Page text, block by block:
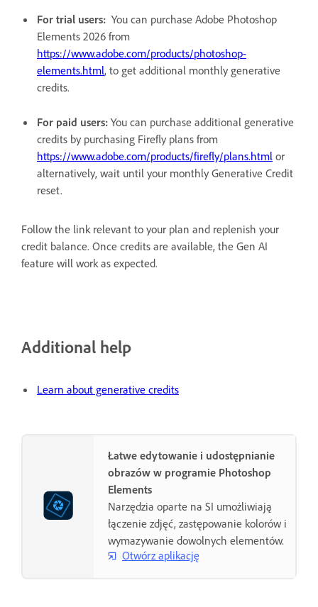
For trial users: You can purchase Adobe Photoshop
Elements 2026 from
https://www.adobe.com/products/photoshop-
elements.html, to get additional monthly generative
credits.
For paid users: You can purchase additional generative
credits by purchasing Firefly plans from
https://www.adobe.com/products/firefly/plans.html or
alternatively, wait until your monthly Generative Credit
reset.
Follow the link relevant to your plan and replenish your
credit balance. Once credits are available, the Gen AI
feature will work as expected.
Additional help
Learn about generative credits
Łatwe edytowanie i udostępnianie
obrazów w programie Photoshop
Elements
Narzędzia oparte na SI umożliwiają
łączenie zdjęć, zastępowanie kolorów i
wymazywanie dowolnych elementów.
Otwórz aplikację